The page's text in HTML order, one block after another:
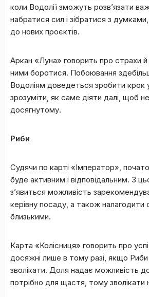
коли Водолії зможуть розв’язати
набратися сил і зібратися з
до нових проєктів.
Аркан «Луна» говорить про страхи й
ними боротися. Побоювання
Водоліям доведеться зробити крок
зрозуміти, як саме діяти далі, щоб
досягнутому.
Риби
Судячи по карті «Імператор»,
буде активним і відповідальним. З
з’явиться можливість
керівну посаду, а також налагодити
близькими.
Карта «Колісниця» говорить про
досяжні лише в тому разі, якщо
зволікати. Доля надає можливість
потрібно для щастя, тому